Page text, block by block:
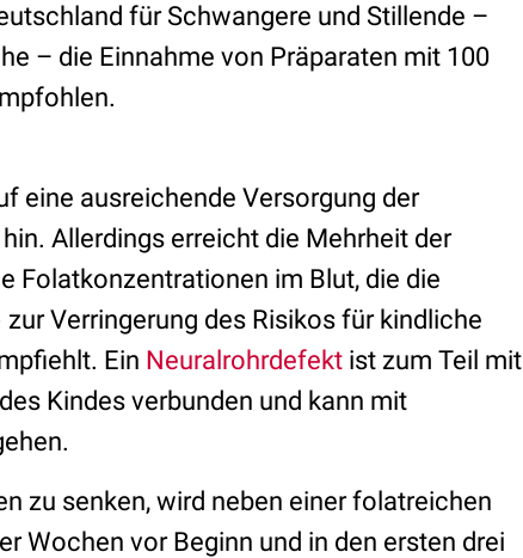
für Schwangere und Stillende –
– die Einnahme von Präparaten mit 100
eine ausreichende Versorgung der
Allerdings erreicht die Mehrheit der
Folatkonzentrationen im Blut, die die
Verringerung des Risikos für kindliche
Ein Neuralrohrdefekt ist zum Teil mit
Kindes verbunden und kann mit
zu senken, wird neben einer folatreichen
Wochen vor Beginn und in den ersten drei